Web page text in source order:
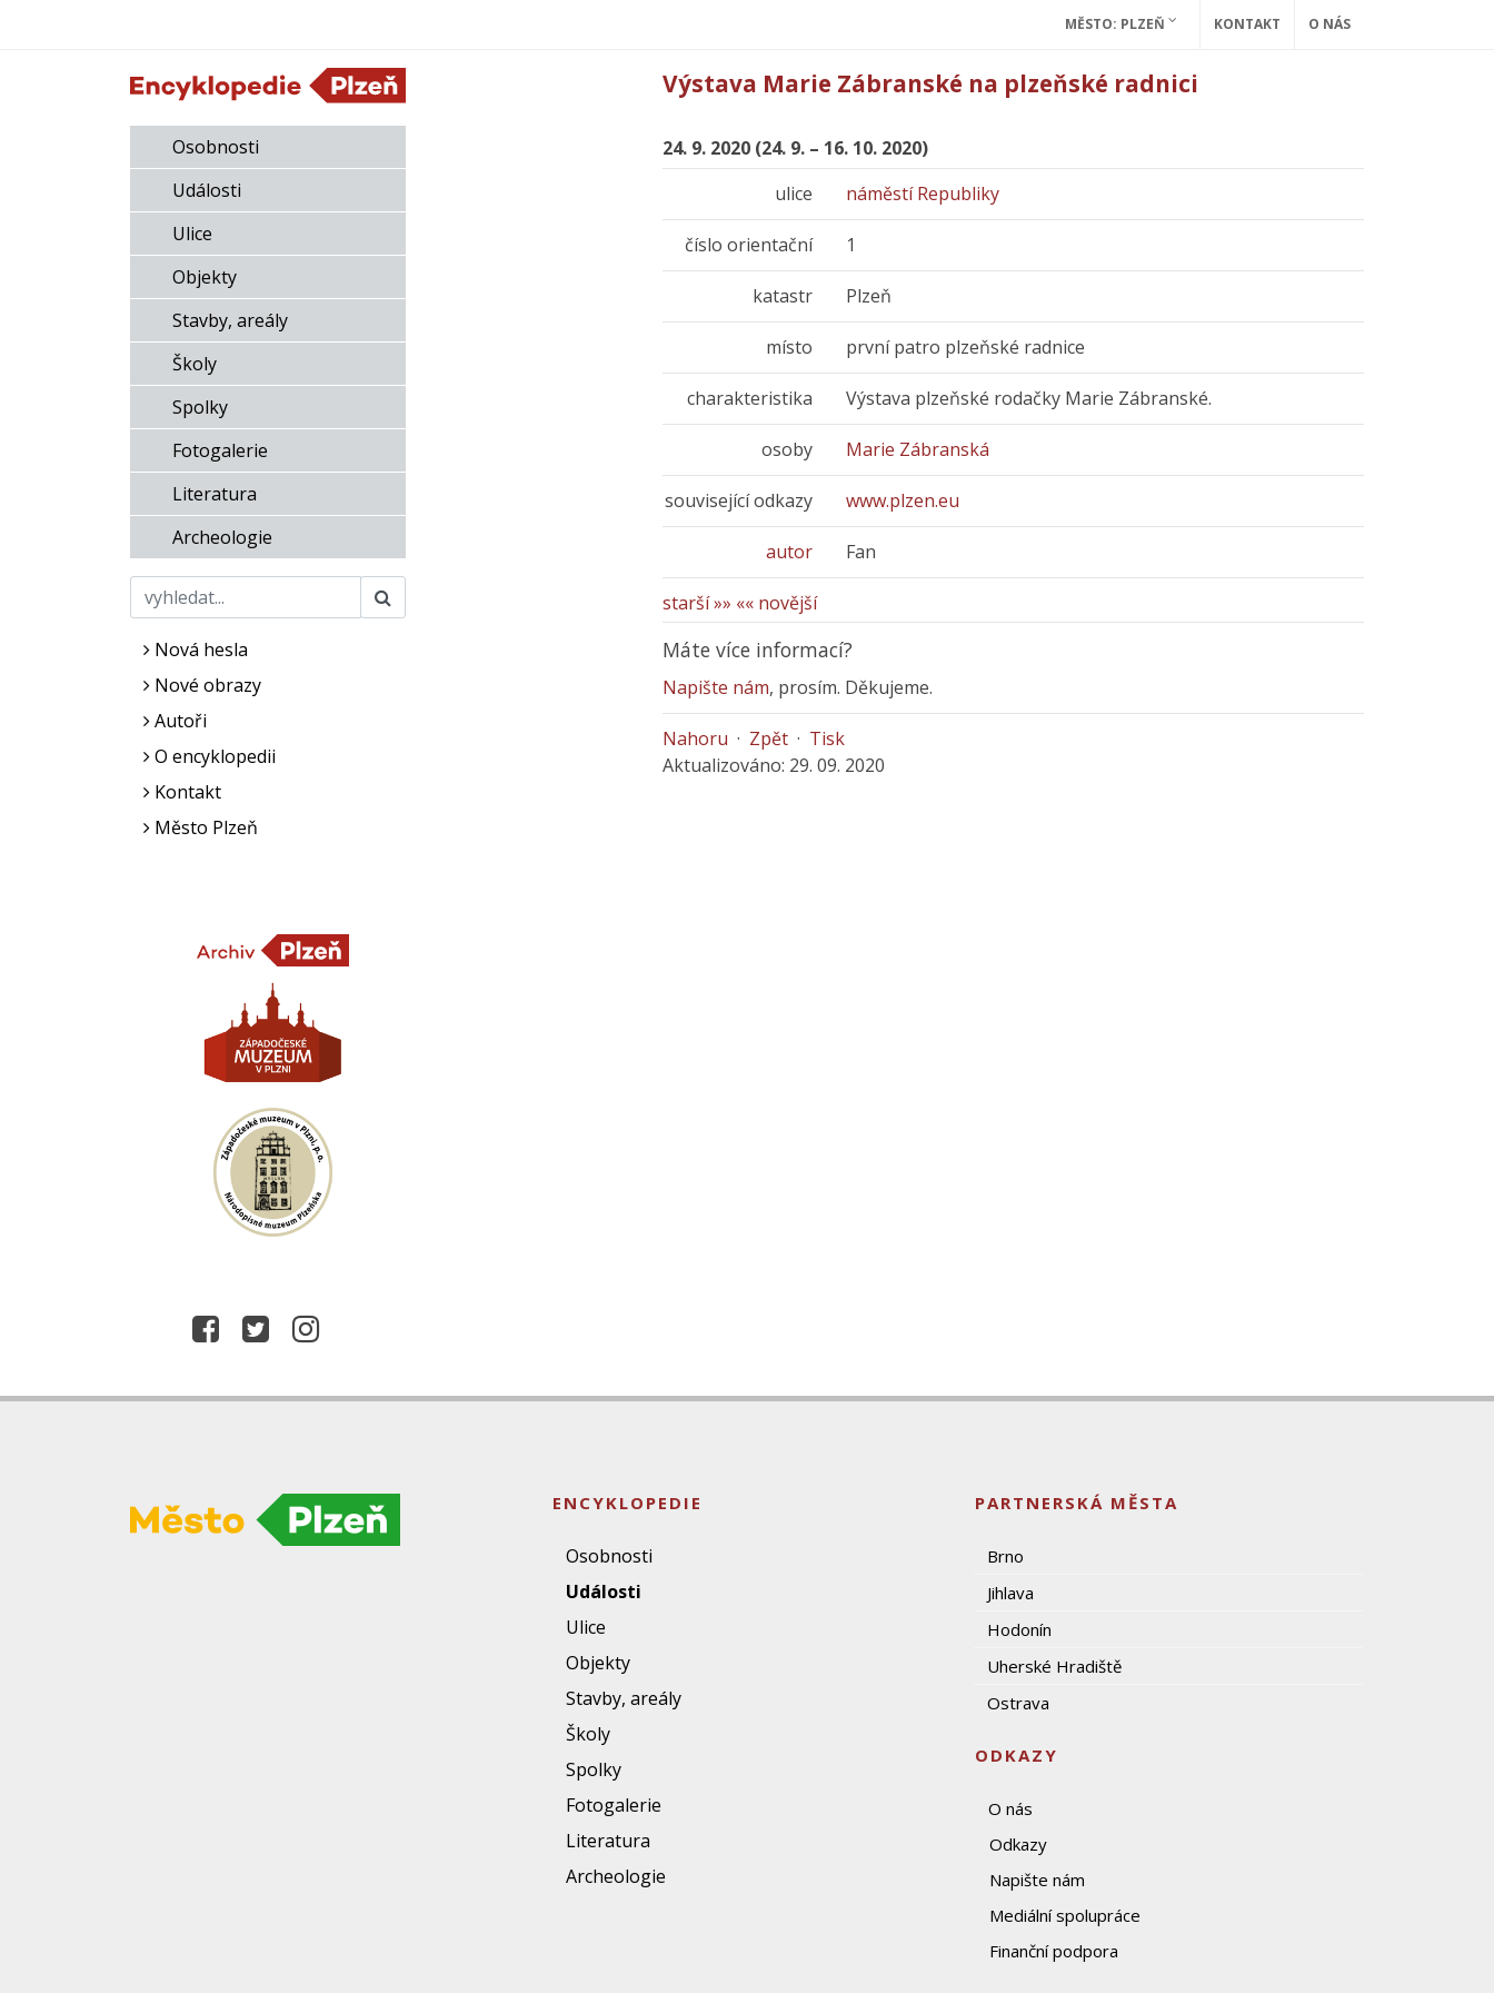
MĚSTO: PLZEŇ KONTAKT O NÁS
Osobnosti
Události
Ulice
Objekty
Stavby, areály
Školy
Spolky
Fotogalerie
Literatura
Archeologie
Nová hesla
Nové obrazy
Autoři
O encyklopedii
Kontakt
Město Plzeň
Výstava Marie Zábranské na plzeňské radnici
24. 9. 2020 (24. 9. – 16. 10. 2020)
ulice
náměstí Republiky
číslo orientační 1
katastr Plzeň
místo první patro plzeňské radnice
charakteristika Výstava plzeňské rodačky Marie Zábranské.
osoby Marie Zábranská
související odkazy www.plzen.eu
autor Fan
starší »» «« novější
Máte více informací?
Napište nám, prosím. Děkujeme.
Nahoru · Zpět · Tisk
Aktualizováno: 29. 09. 2020
ENCYKLOPEDIE
Osobnosti
Události
Ulice
Objekty
Stavby, areály
Školy
Spolky
Fotogalerie
Literatura
Archeologie
PARTNERSKÁ MĚSTA
Brno
Jihlava
Hodonín
Uherské Hradiště
Ostrava
ODKAZY
O nás
Odkazy
Napište nám
Mediální spolupráce
Finanční podpora